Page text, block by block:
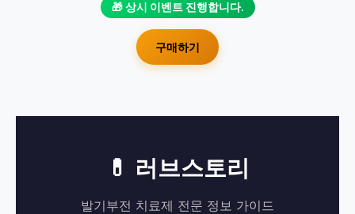
🎁 상시 이벤트 진행합니다.
구매하기
💊 러브스토리
발기부전 치료제 전문 정보 가이드